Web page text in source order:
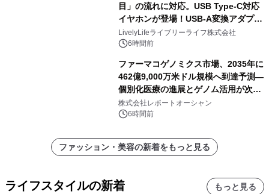
目」の流れに対応。USB Type-C対応
イヤホンが登場！USB-A変換アダプタ
ー付きでスマホからパソコンまで幅広
く活用可能
LivelyLifeライブリーライフ株式会社
6時間前
ファーマコゲノミクス市場、2035年に
462億9,000万米ドル規模へ到達予測―
個別化医療の進展とゲノム活用が次世
代ヘルスケア投資を加速
株式会社レポートオーシャン
6時間前
ファッション・美容の新着をもっと見る
ライフスタイルの新着 もっと見る